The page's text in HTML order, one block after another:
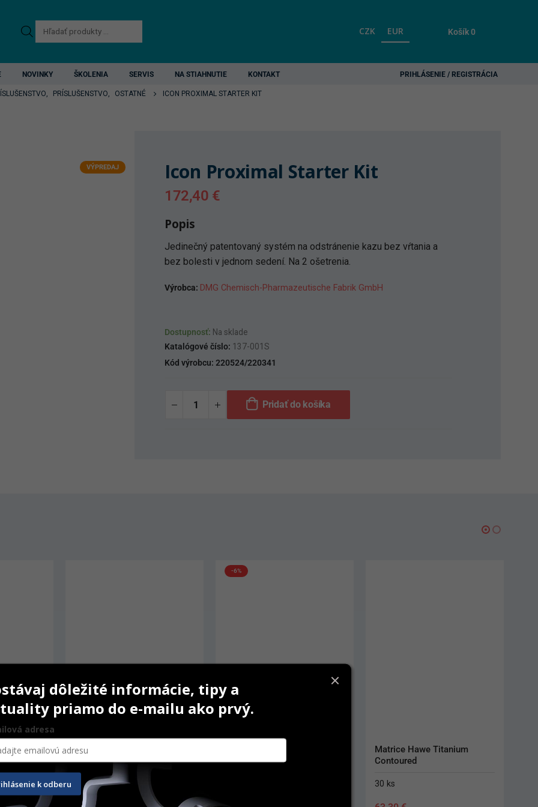
Products
search
CZK EUR Košík0
NOVINKY ŠKOLENIA SERVIS NA STIAHNUTIE KONTAKT PRIHLÁSENIE / REGISTRÁCIA
, PRÍSLUŠENSTVO, OSTATNÉ ICON PROXIMAL STARTER KIT
VÝPREDAJ Icon Proximal Starter Kit
172,40 €
Popis
Jedinečný patentovaný systém na odstránenie kazu bez vŕtania a
bez bolesti v jednom sedení. Na 2 ošetrenia.
Výrobca: DMG Chemisch-Pharmazeutische Fabrik GmbH
Dostupnosť: Na sklade
Katalógové číslo: 137-001S
Kód výrobcu: 220524/220341
Pridať do košíka
Brinker Tissue Retractor
Contoured
Walser matrice č. 4
5 ks
dôležité informácie, tipy a
priamo do e-mailu ako prvý.
adresa
k odberu